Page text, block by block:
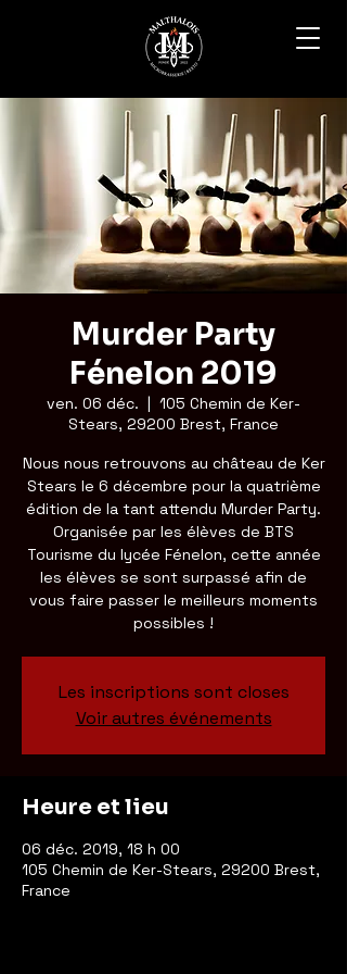
Murder Party
Fénelon 2019
ven. 06 déc.
  |
105 Chemin de Ker-
Stears, 29200 Brest, France
Nous nous retrouvons au château de Ker
Stears le 6 décembre pour la quatrième
édition de la tant attendu Murder Party.
Organisée par les élèves de BTS
Tourisme du lycée Fénelon, cette année
les élèves se sont surpassé afin de
vous faire passer le meilleurs moments
possibles !
Les inscriptions sont closes
Voir autres événements
Heure et lieu
06 déc. 2019, 18 h 00
105 Chemin de Ker-Stears, 29200 Brest,
France